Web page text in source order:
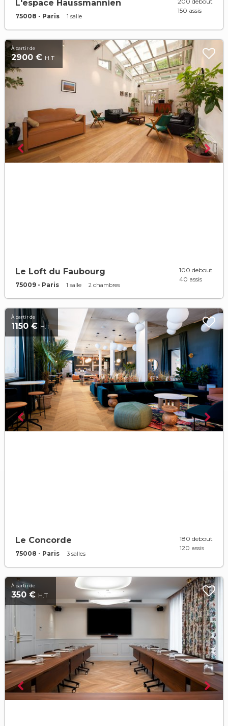
L'espace Haussmannien
75008 - Paris 1 salle
150 assis
À partir de
2900 € H.T
Le Loft du Faubourg
75009 - Paris 1 salle 2 chambres
100 debout
40 assis
À partir de
1150 € H.T
Le Concorde
75008 - Paris 3 salles
180 debout
120 assis
À partir de
350 € H.T